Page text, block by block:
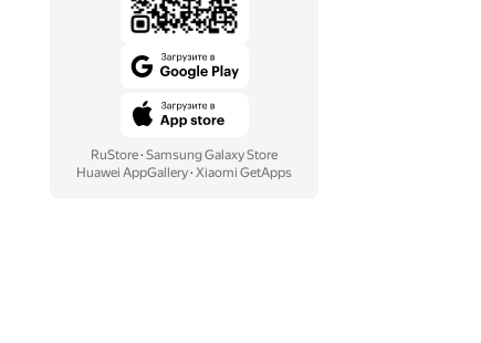
RuStore· Samsung Galaxy Store
Huawei AppGallery· Xiaomi GetApps